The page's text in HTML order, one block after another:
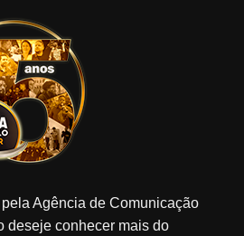
Agência de Comunicação
deseje conhecer mais do